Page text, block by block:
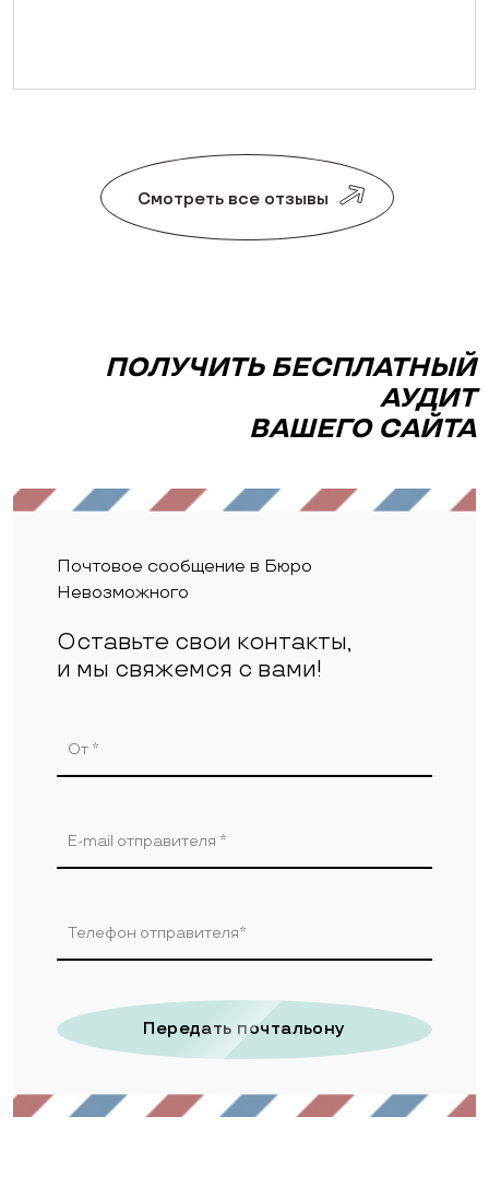
Смотреть все отзывы
ПОЛУЧИТЬ БЕСПЛАТНЫЙ
АУДИТ
ВАШЕГО САЙТА
Почтовое сообщение в Бюро
Невозможного
Оставьте свои контакты,
и мы свяжемся с вами!
Передать почтальону